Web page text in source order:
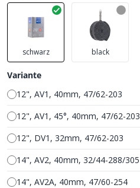
schwarz black
Variante
12", AV1, 40mm, 47/62-203
12", AV1, 45°, 40mm, 47/62-203
12", DV1, 32mm, 47/62-203
14", AV2, 40mm, 32/44-288/305
14", AV2A, 40mm, 47/60-254